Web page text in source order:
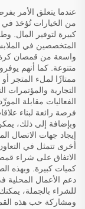
عندما يتعلق الأمر
من الخيارات تُؤخذ في
كبيرة لتوفير المال.
المتخصصين في
واسعة من قمصان كرة
متنوعة. كما أنهم
ممتازًا لملء المتجر
التجارية والمؤتمرات
الفعاليات مقابلة
فرصة رائعة لبناء
وبإضافة إلى ذلك،
إيجاد جهات الاتصال
أخرى تتمثل في
الاتفاق على شراء
كميات كبيرة. وبهذه
دعم الأعمال
للشراء بالجملة،
ومشاركة حب هذه